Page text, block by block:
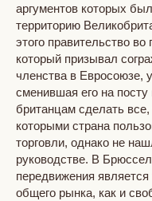
аргументов которых
территорию
этого правительство
который призывал
членства в Евросоюзе,
сменившая его на
британцам сделать
которыми страна
торговли, однако не
руководстве. В
передвижения
общего рынка, как и